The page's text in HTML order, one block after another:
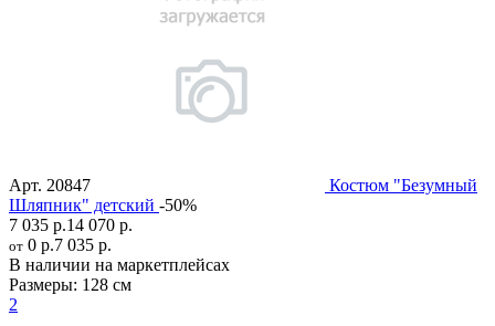
Арт. 20847
Костюм "Безумный
Шляпник" детский -50%
7 035 р.14 070 р.
от 0 р.7 035 р.
В наличии на маркетплейсах
Размеры: 128 см
2